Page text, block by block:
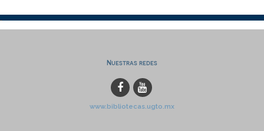
Nuestras redes
www.bibliotecas.ugto.mx